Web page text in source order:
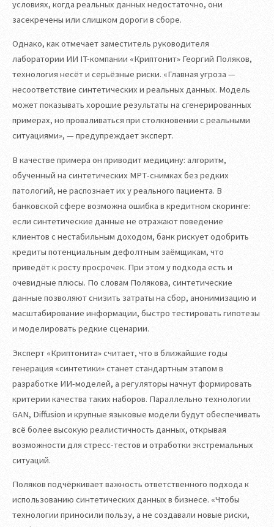
условиях, когда реальных данных недостаточно, они
засекречены или слишком дороги в сборе.
Однако, как отмечает заместитель руководителя
лаборатории ИИ IT-компании «Криптонит» Георгий Поляков,
технология несёт и серьёзные риски. «Главная угроза —
несоответствие синтетических и реальных данных. Модель
может показывать хорошие результаты на сгенерированных
примерах, но проваливаться при столкновении с реальными
ситуациями», — предупреждает эксперт.
В качестве примера он приводит медицину: алгоритм,
обученный на синтетических МРТ-снимках без редких
патологий, не распознает их у реального пациента. В
банковской сфере возможна ошибка в кредитном скоринге:
если синтетические данные не отражают поведение
клиентов с нестабильным доходом, банк рискует одобрить
кредиты потенциальным дефолтным заёмщикам, что
приведёт к росту просрочек. При этом у подхода есть и
очевидные плюсы. По словам Полякова, синтетические
данные позволяют снизить затраты на сбор, анонимизацию и
масштабирование информации, быстро тестировать гипотезы
и моделировать редкие сценарии.
Эксперт «Криптонита» считает, что в ближайшие годы
генерация «синтетики» станет стандартным этапом в
разработке ИИ-моделей, а регуляторы начнут формировать
критерии качества таких наборов. Параллельно технологии
GAN, Diffusion и крупные языковые модели будут обеспечивать
всё более высокую реалистичность данных, открывая
возможности для стресс-тестов и отработки экстремальных
ситуаций.
Поляков подчёркивает важность ответственного подхода к
использованию синтетических данных в бизнесе. «Чтобы
технологии приносили пользу, а не создавали новые риски,